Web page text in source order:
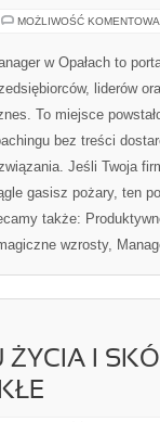
MOŻLIWOŚĆ
w Opałach to
liderów
To miejsce
bez treści
Jeśli Twoja
gasisz pożary, ten
także:
wzrosty,
ŻYCIA I